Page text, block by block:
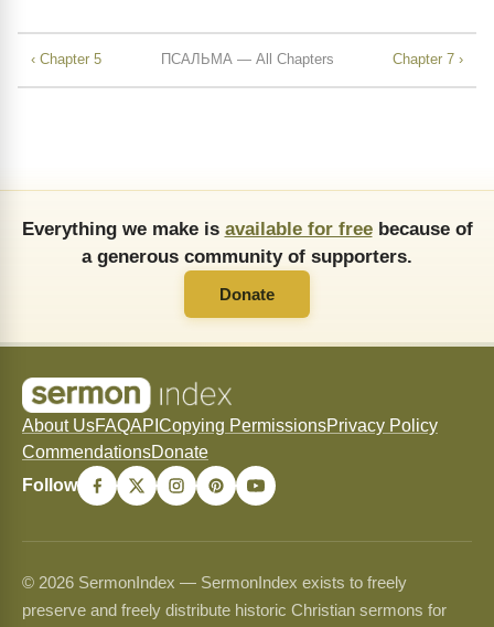
‹ Chapter 5 ПСАЛЬМА — All Chapters Chapter 7 ›
Everything we make is available for freebecause of
a generous community of supporters.
Donate
About UsFAQAPI Copying PermissionsPrivacy Policy
CommendationsDonate
Follow
© 2026 SermonIndex — SermonIndex exists to freely
preserve and freely distribute historic Christian sermons for